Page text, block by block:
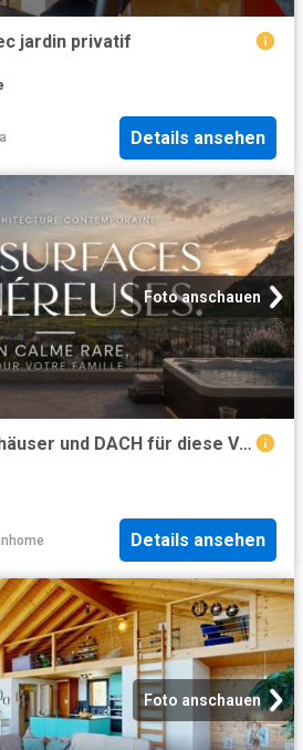
jardin privatif
Details ansehen
Foto anschauen
NEU – 95 m² Reihenhäuser und DACH für diese VILLA 5,5 Stück 344 m² nützlich
Details ansehen
Foto anschauen